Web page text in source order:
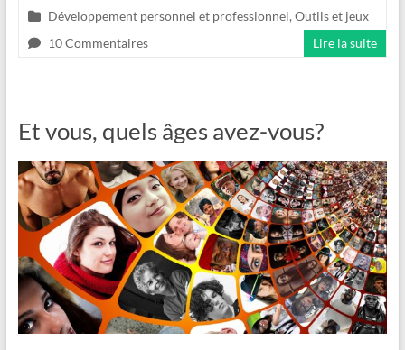
Développement personnel et professionnel, Outils et jeux
10 Commentaires
Lire la suite
Et vous, quels âges avez-vous?